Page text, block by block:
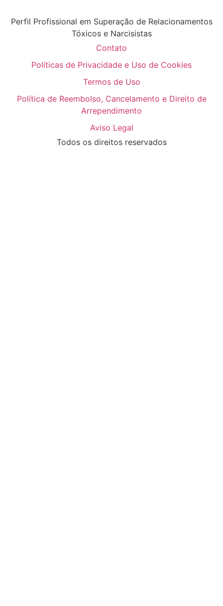
Perfil Profissional em Superação de Relacionamentos
Tóxicos e Narcisistas
Contato
Políticas de Privacidade e Uso de Cookies
Termos de Uso
Política de Reembolso, Cancelamento e Direito de
Arrependimento
Aviso Legal
Todos os direitos reservados